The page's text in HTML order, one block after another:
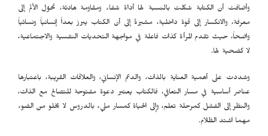
وأضافت أن الكتابة شكلت بالنسبة لها أداة شفاء ومقاومة هادئة، تحوّل الألم إلى
معرفة، والانكسار إلى قوة داخلية، مشيرةً إلى أن الكتاب يبرز بعداً إنسانياً ونسائياً
واضحاً، حيث تقدم المرأة كذات فاعلة في مواجهة التحديات النفسية والاجتماعية،
لا كضحية لها.
وشددت على أهمية العناية بالذات، والدعم الإنساني، والعلاقات القريبة، باعتبارها
عناصر أساسية في مسار التعافي، فالكتاب يعتبر دعوة مفتوحة للتصالح مع الذات،
والنظر إلى الفشل كمرحلة تعلم، وإلى الحياة كمسار مليء بالدروس لا يخلو من الضوء
مهما اشتد الظلام.